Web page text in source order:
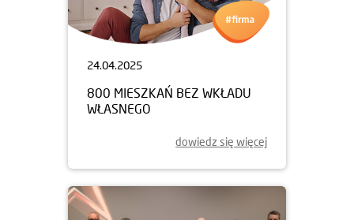
24.04.2025
800 MIESZKAŃ BEZ WKŁADU
WŁASNEGO
dowiedz się więcej